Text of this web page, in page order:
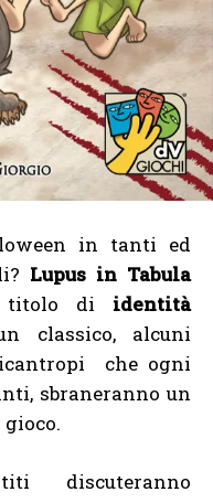
in tanti ed
Lupus in Tabula
titolo di identità
classico, alcuni
che ogni
sbraneranno un
discuteranno